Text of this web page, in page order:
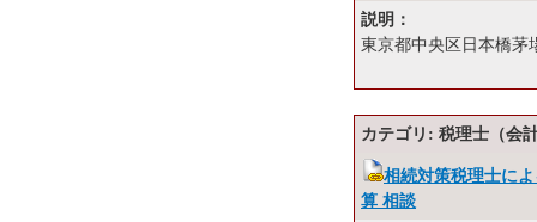
説明：
東京都中央区日本橋茅
カテゴリ: 税理士（会
相続対策税理士に
算 相談